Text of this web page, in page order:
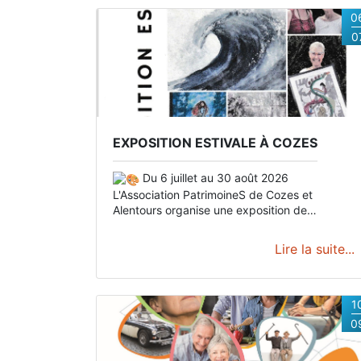
EXPOSITION ESTIVALE À COZES
Du 6 juillet au 30 août 2026
L'Association PatrimoineS de Cozes et
Alentours organise une exposition de
Venez rencontrer nos exposants qui
Picoulet, Mme Vialle, Mme Perroteau, Mme
Bordas. Les horaires dépendent des artistes
qui assureront la permanence lors de leur
exposition. Dates et horaires
Du 06/07 au
Lire la suite...